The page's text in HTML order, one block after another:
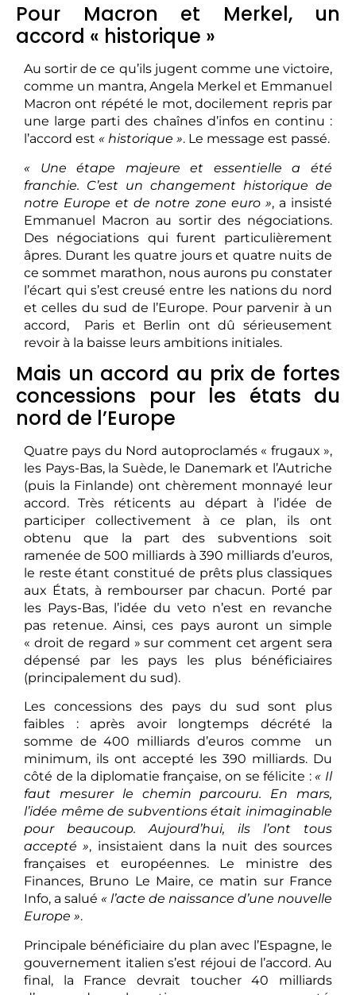
Pour Macron et Merkel, un
accord « historique »
Au sortir de ce qu’ils jugent comme une victoire,
comme un mantra, Angela Merkel et Emmanuel
Macron ont répété le mot, docilement repris par
une large parti des chaînes d’infos en continu :
l’accord est « historique ». Le message est passé.
« Une étape majeure et essentielle a été
franchie. C’est un changement historique de
notre Europe et de notre zone euro », a insisté
Emmanuel Macron au sortir des négociations.
Des négociations qui furent particulièrement
âpres. Durant les quatre jours et quatre nuits de
ce sommet marathon, nous aurons pu constater
l’écart qui s’est creusé entre les nations du nord
et celles du sud de l’Europe. Pour parvenir à un
accord, Paris et Berlin ont dû sérieusement
revoir à la baisse leurs ambitions initiales.
Mais un accord au prix de fortes
concessions pour les états du
nord de l’Europe
Quatre pays du Nord autoproclamés « frugaux »,
les Pays-Bas, la Suède, le Danemark et l’Autriche
(puis la Finlande) ont chèrement monnayé leur
accord. Très réticents au départ à l’idée de
participer collectivement à ce plan, ils ont
obtenu que la part des subventions soit
ramenée de 500 milliards à 390 milliards d’euros,
le reste étant constitué de prêts plus classiques
aux États, à rembourser par chacun. Porté par
les Pays-Bas, l’idée du veto n’est en revanche
pas retenue. Ainsi, ces pays auront un simple
« droit de regard » sur comment cet argent sera
dépensé par les pays les plus bénéficiaires
(principalement du sud).
Les concessions des pays du sud sont plus
faibles : après avoir longtemps décrété la
somme de 400 milliards d’euros comme un
minimum, ils ont accepté les 390 milliards. Du
côté de la diplomatie française, on se félicite : « Il
faut mesurer le chemin parcouru. En mars,
l’idée même de subventions était inimaginable
pour beaucoup. Aujourd’hui, ils l’ont tous
accepté », insistaient dans la nuit des sources
françaises et européennes. Le ministre des
Finances, Bruno Le Maire, ce matin sur France
Info, a salué « l’acte de naissance d’une nouvelle
Europe ».
Principale bénéficiaire du plan avec l’Espagne, le
gouvernement italien s’est réjoui de l’accord. Au
final, la France devrait toucher 40 milliards